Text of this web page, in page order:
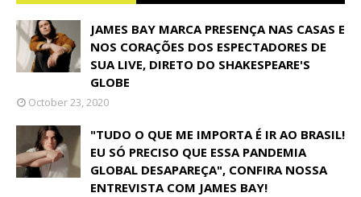
JAMES BAY MARCA PRESENÇA NAS CASAS E
NOS CORAÇÕES DOS ESPECTADORES DE
SUA LIVE, DIRETO DO SHAKESPEARE'S
GLOBE
October 23, 2020
"TUDO O QUE ME IMPORTA É IR AO BRASIL!
EU SÓ PRECISO QUE ESSA PANDEMIA
GLOBAL DESAPAREÇA", CONFIRA NOSSA
ENTREVISTA COM JAMES BAY!